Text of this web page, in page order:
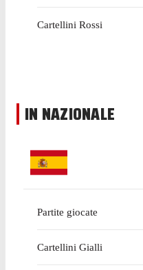
Cartellini Rossi
IN NAZIONALE
Partite giocate
Cartellini Gialli